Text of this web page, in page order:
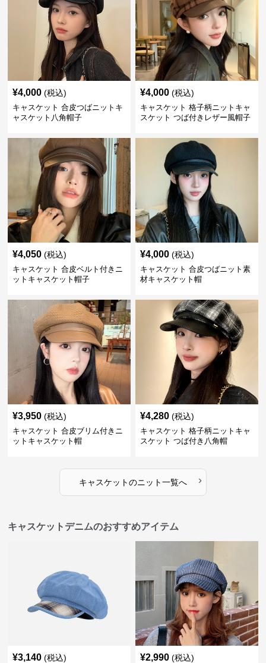
¥4,000 (税込)
キャスケット 合皮つばニットキ
ャスケット八角帽子
¥4,000 (税込)
キャスケット 格子柄ニットキャ
スケット つば付きレザー風帽子
¥4,050 (税込)
キャスケット 合皮ベルト付きニ
ットキャスケット帽子
¥4,000 (税込)
キャスケット 合皮つばニット素
材キャスケット帽
¥3,950 (税込)
キャスケット 合皮ブリム付きニ
ットキャスケット帽
¥4,280 (税込)
キャスケット 格子柄ニットキャ
スケット つば付き八角帽
キャスケットのニット一覧へ ›
キャスケットデニムのおすすめアイテム
¥3,140 (税込) ¥2,990 (税込)